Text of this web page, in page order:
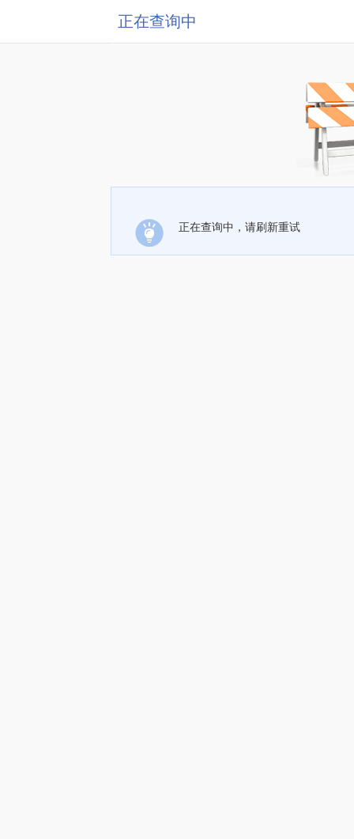
正在查询中
正在查询中，请刷新重试